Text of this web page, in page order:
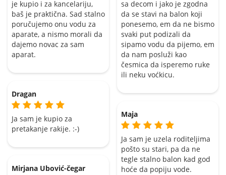
je kupio i za kancelariju,
baš je praktična. Sad stalno
poručujemo onu vodu za
aparate, a nismo morali da
dajemo novac za sam
aparat.
Dragan
Ja sam je kupio za
pretakanje rakije. :-)
Mirjana Ubović-čegar
sa decom i jako je zgodna
da se stavi na balon koji
ponesemo, em da ne bismo
svaki put podizali da
sipamo vodu da pijemo, em
da nam posluži kao
česmica da isperemo ruke
ili neku voćkicu.
Maja
Ja sam je uzela roditeljima
pošto su stari, pa da ne
tegle stalno balon kad god
hoće da popiju vode.